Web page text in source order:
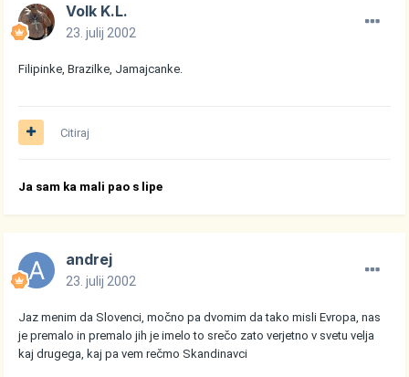
Volk K.L.
23. julij 2002
Filipinke, Brazilke, Jamajcanke.
Citiraj
Ja sam ka mali pao s lipe
andrej
23. julij 2002
Jaz menim da Slovenci, močno pa dvomim da tako misli Evropa, nas
je premalo in premalo jih je imelo to srečo zato verjetno v svetu velja
kaj drugega, kaj pa vem rečmo Skandinavci